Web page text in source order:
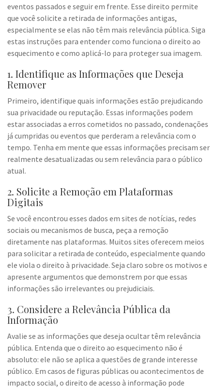
eventos passados e seguir em frente. Esse direito permite
que você solicite a retirada de informações antigas,
especialmente se elas não têm mais relevância pública. Siga
estas instruções para entender como funciona o direito ao
esquecimento e como aplicá-lo para proteger sua imagem.
1. Identifique as Informações que Deseja
Remover
Primeiro, identifique quais informações estão prejudicando
sua privacidade ou reputação. Essas informações podem
estar associadas a erros cometidos no passado, condenações
já cumpridas ou eventos que perderam a relevância com o
tempo. Tenha em mente que essas informações precisam ser
realmente desatualizadas ou sem relevância para o público
atual.
2. Solicite a Remoção em Plataformas
Digitais
Se você encontrou esses dados em sites de notícias, redes
sociais ou mecanismos de busca, peça a remoção
diretamente nas plataformas. Muitos sites oferecem meios
para solicitar a retirada de conteúdo, especialmente quando
ele viola o direito à privacidade. Seja claro sobre os motivos e
apresente argumentos que demonstrem por que essas
informações são irrelevantes ou prejudiciais.
3. Considere a Relevância Pública da
Informação
Avalie se as informações que deseja ocultar têm relevância
pública. Entenda que o direito ao esquecimento não é
absoluto: ele não se aplica a questões de grande interesse
público. Em casos de figuras públicas ou acontecimentos de
impacto social, o direito de acesso à informação pode